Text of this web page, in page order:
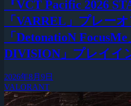
『VCT Pacific 2026
「VARREL」プレーオ
「DetonatioN
DIVISION」プレイイ
2026年8月9日
VALORANT